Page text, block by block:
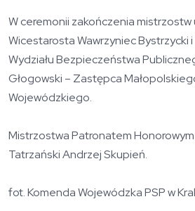
W ceremonii zakończenia mistrzostw
Wicestarosta Wawrzyniec Bystrzycki
Wydziału Bezpieczeństwa
Głogowski – Zastępca
Wojewódzkiego.
Mistrzostwa Patronatem Honorowym
Tatrzański Andrzej Skupień.
fot. Komenda Wojewódzka PSP w